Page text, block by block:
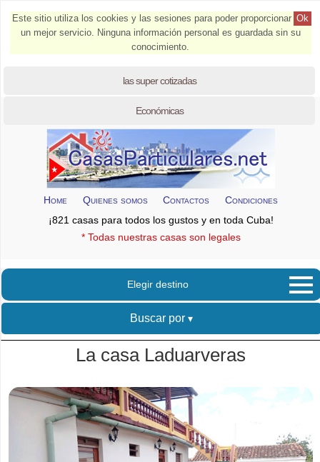
Ok
Este sitio utiliza los cookies y las sesiones para poder proporcionar
un mejor servicio. Ninguna información personal es guardada sin su
conocimiento.
las super cotizadas
Económicas
Home Quienes somos Contactos
Condiciones
¡821 casas para todos los gustos y en toda Cuba!
* Todas nuestras casas son legales
Elegir destino
Buscar por
La casa Laduarveras